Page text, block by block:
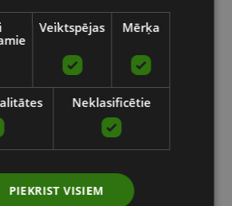
Veiktspējas Mērķa
Neklasificētie
PIEKRIST VISIEM